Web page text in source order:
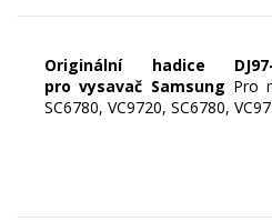
Originální hadice DJ97-
pro vysavač Samsung Pro
SC6780, VC9720, SC6780,